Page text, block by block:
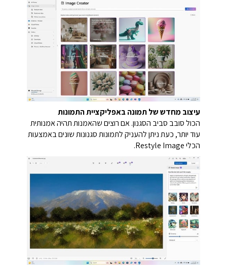
עיצוב מחדש של תמונה באפליקציית התמונות
הכול סובב סביב הסגנון.אם רוצים שהאמנות תהיה אמנותית
עוד יותר, כעת ניתן להעניק לתמונות סגנונות שונים באמצעות
הכלי Restyle Image.